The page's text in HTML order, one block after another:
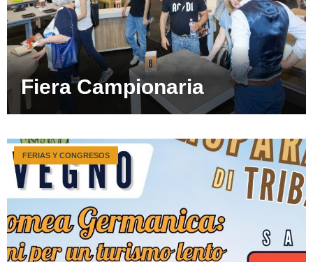
Fiera Campionaria
FERIAS Y CONGRESOS